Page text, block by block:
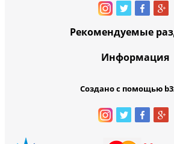
Рекомендуемые
Информация
Создано с помощью